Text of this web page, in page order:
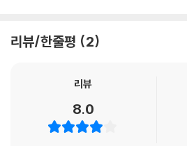
리뷰/한줄평 2
리뷰
8.0